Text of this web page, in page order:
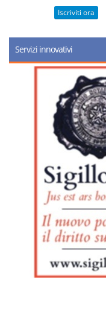
Iscriviti ora
Servizi innovativi